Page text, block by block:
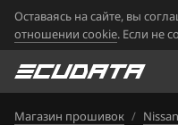
Оставаясь на сайте, вы
отношении cookie. Если не
Магазин прошивок / Nissan